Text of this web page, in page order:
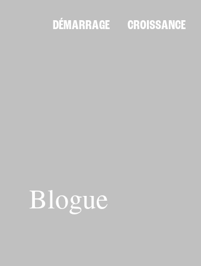
DÉMARRAGE CROISSANCE
Blogue